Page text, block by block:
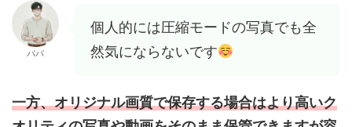
パパ
個人的には圧縮モードの写真でも全
然気にならないです
一方、オリジナル画質で保存する場合はより高いク